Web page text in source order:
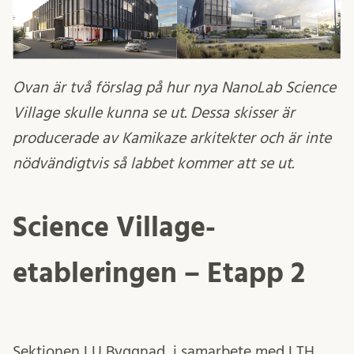
Ovan är två förslag på hur nya NanoLab Science
Village skulle kunna se ut. Dessa skisser är
producerade av Kamikaze arkitekter och är inte
nödvändigtvis så labbet kommer att se ut.
Science Village-
etableringen – Etapp 2